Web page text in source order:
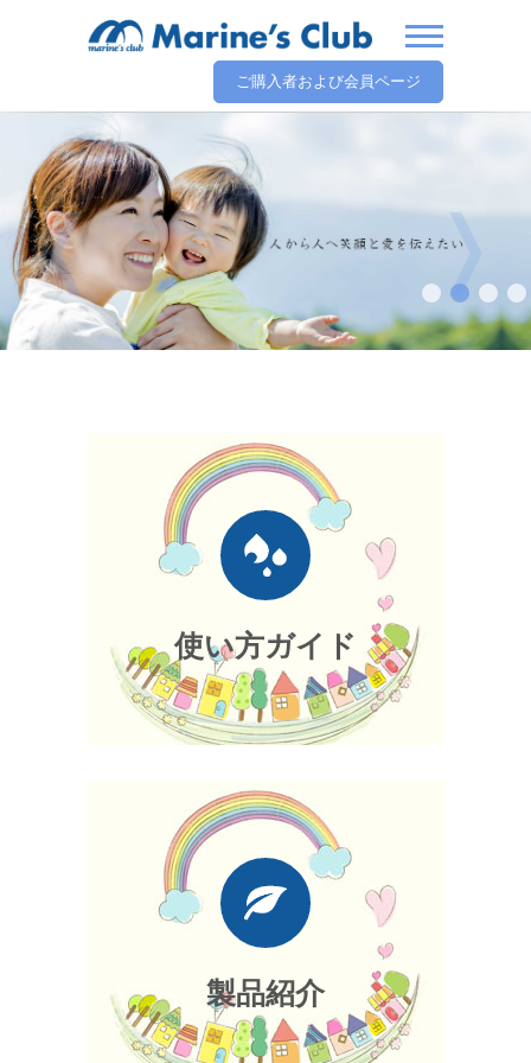
ご購入者および会員ページ
❬ ❭
使い方ガイド
製品紹介